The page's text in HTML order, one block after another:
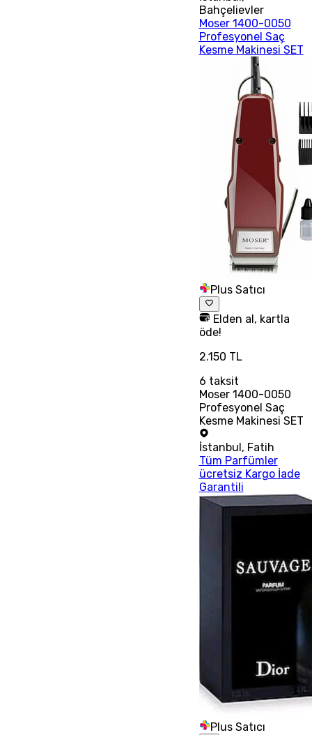
Bahçelievler
Moser 1400-0050
Profesyonel Saç
Kesme Makinesi SET
Plus Satıcı
Elden al, kartla
öde!
2.150 TL
6 taksit
Moser 1400-0050
Profesyonel Saç
Kesme Makinesi SET
İstanbul , Fatih
Tüm Parfümler
ücretsiz Kargo İade
Garantili
Plus Satıcı